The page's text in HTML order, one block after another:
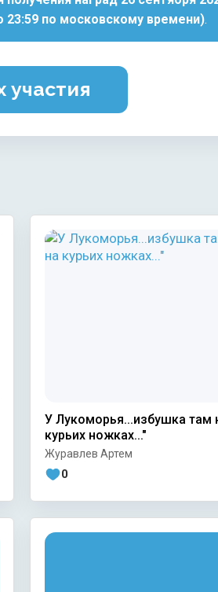
23:59 по московскому времени).
участия
У Лукоморья...избушка там
курьих ножках..."
Журавлев Артем
0